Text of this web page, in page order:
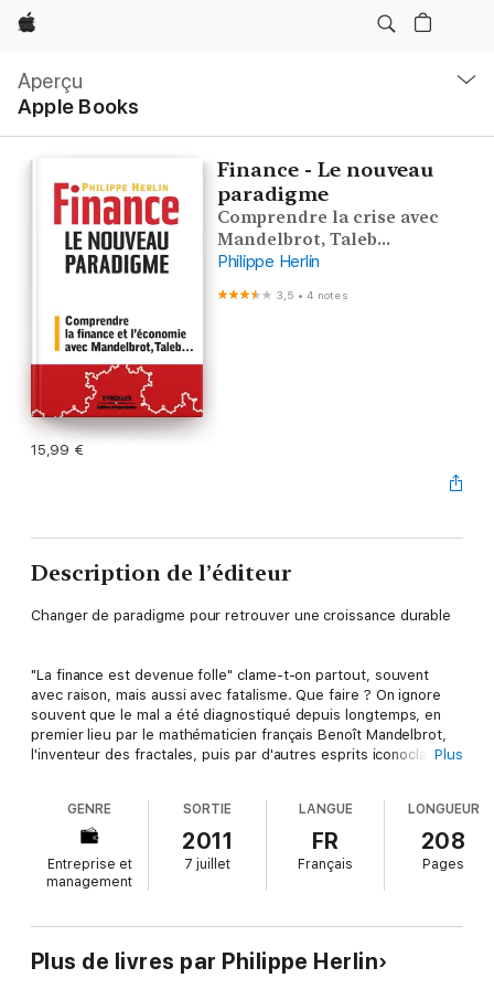
Apple
Aperçu
Apple Books
locale
Ouvrir
menu
Finance - Le nouveau
paradigme
Comprendre la crise avec
Mandelbrot, Taleb...
Philippe Herlin
3,5 •4 notes
15,99 €
Description de l’éditeur
Changer de paradigme pour retrouver une croissance durable
"La finance est devenue folle" clame-t-on partout, souvent
avec raison, mais aussi avec fatalisme. Que faire ? On ignore
souvent que le mal a été diagnostiqué depuis longtemps, en
premier lieu par le mathématicien français Benoît Mandelbrot,
l'inventeur des fractales, puis par d'autres esprits iconoclastes
Philippe Herlin revient dans ce livre sur la naissance de la
finance moderne et ses développements jusqu'à nos jours,
pour mettre en lumière les erreurs de ce modèle. À partir de
nombreux exemples - et d'une relecture originale du jeu du
Plus
GENRE
Entreprise et
management
SORTIE
2011
7 juillet
LANGUE
FR
Français
LONGUEUR
208
Pages
Plus de livres par Philippe Herlin